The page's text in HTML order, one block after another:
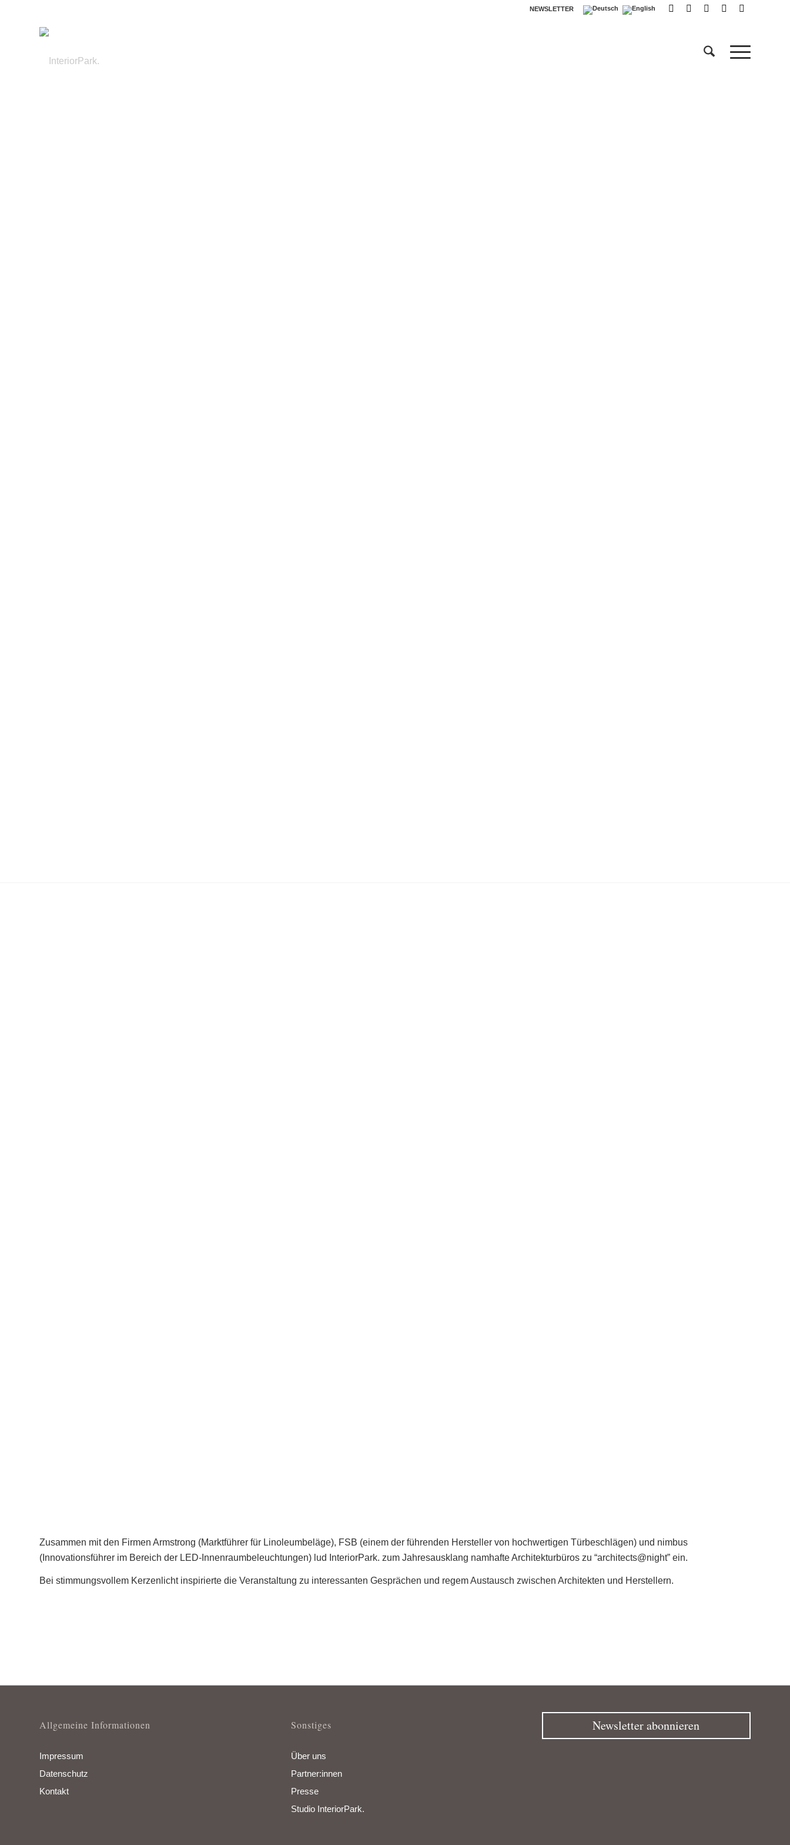
NEWSLETTER
Zusammen mit den Firmen Armstrong (Marktführer für Linoleumbeläge), FSB (einem der führenden Hersteller von hochwertigen Türbeschlägen) und nimbus
(Innovationsführer im Bereich der LED-Innenraumbeleuchtungen) lud InteriorPark. zum Jahresausklang namhafte Architekturbüros zu “architects@night” ein.
Bei stimmungsvollem Kerzenlicht inspirierte die Veranstaltung zu interessanten Gesprächen und regem Austausch zwischen Architekten und Herstellern.
Allgemeine Informationen
Impressum
Datenschutz
Kontakt
Sonstiges
Über uns
Partner:innen
Presse
Studio InteriorPark.
Newsletter abonnieren